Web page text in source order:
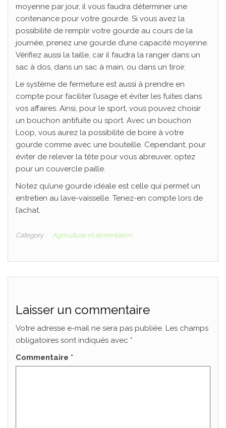
moyenne par jour, il vous faudra déterminer une
contenance pour votre gourde. Si vous avez la
possibilité de remplir votre gourde au cours de la
journée, prenez une gourde d’une capacité moyenne.
Vérifiez aussi la taille, car il faudra la ranger dans un
sac à dos, dans un sac à main, ou dans un tiroir.
Le système de fermeture est aussi à prendre en
compte pour faciliter l’usage et éviter les fuites dans
vos affaires. Ainsi, pour le sport, vous pouvez choisir
un bouchon antifuite ou sport. Avec un bouchon
Loop, vous aurez la possibilité de boire à votre
gourde comme avec une bouteille. Cependant, pour
éviter de relever la tête pour vous abreuver, optez
pour un couvercle paille.
Notez qu’une gourde idéale est celle qui permet un
entretien au lave-vaisselle. Tenez-en compte lors de
l’achat.
Category Agriculture et alimentation
Laisser un commentaire
Votre adresse e-mail ne sera pas publiée. Les champs
obligatoires sont indiqués avec *
Commentaire *